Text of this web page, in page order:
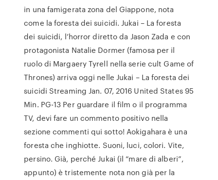
in una famigerata zona del Giappone, nota
come la foresta dei suicidi. Jukai – La foresta
dei suicidi, l’horror diretto da Jason Zada e con
protagonista Natalie Dormer (famosa per il
ruolo di Margaery Tyrell nella serie cult Game of
Thrones) arriva oggi nelle Jukai – La foresta dei
suicidi Streaming Jan. 07, 2016 United States 95
Min. PG-13 Per guardare il film o il programma
TV, devi fare un commento positivo nella
sezione commenti qui sotto! Aokigahara è una
foresta che inghiotte. Suoni, luci, colori. Vite,
persino. Già, perché Jukai (il “mare di alberi”,
appunto) è tristemente nota non già per la